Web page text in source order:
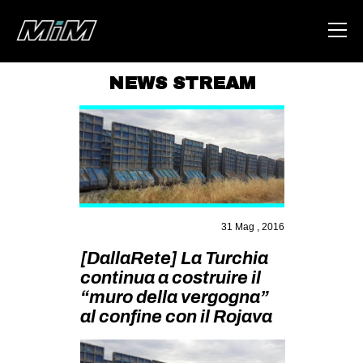
ABOUT
AREA
DEGENERAZIONE
GAZA FREESTYLE
CSOA LAMBRETTA
MSM
STUDENTI TSUNAMI
ZAM
NEWS STREAM
31 Mag , 2016
[DallaRete] La Turchia
continua a costruire il
“muro della vergogna”
al confine con il Rojava